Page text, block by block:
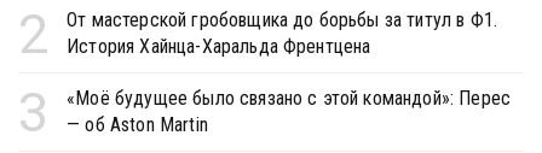
2
От мастерской гробовщика до борьбы за титул в Ф1.
История Хайнца-Харальда Френтцена
3
«Моё будущее было связано с этой командой»: Перес
— об Aston Martin